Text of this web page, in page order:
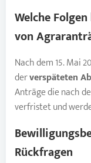
Welche
von
Nach dem 15. Mai
derverspäteten
Anträge die nach
verfristet und
Rückfragen